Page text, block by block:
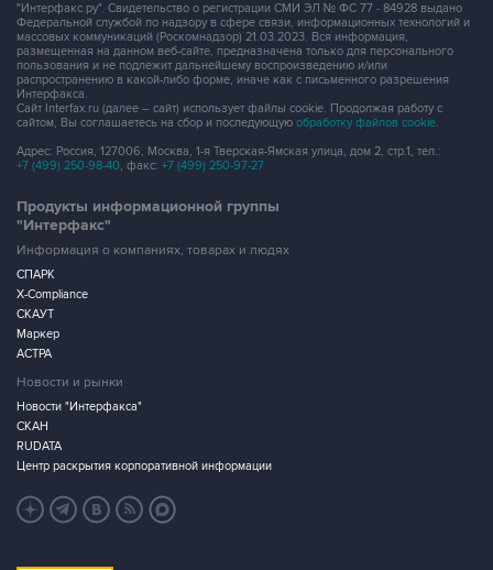
"Интерфакс.ру". Свидетельство о регистрации СМИ ЭЛ № ФС 77 - 84928 выдано
Федеральной службой по надзору в сфере связи, информационных технологий и
массовых коммуникаций (Роскомнадзор) 21.03.2023. Вся информация,
размещенная на данном веб-сайте, предназначена только для персонального
пользования и не подлежит дальнейшему воспроизведению и/или
распространению в какой-либо форме, иначе как с письменного разрешения
Интерфакса.
Сайт Interfax.ru (далее – сайт) использует файлы cookie. Продолжая работу с
сайтом, Вы соглашаетесь на сбор и последующую обработку файлов cookie.
Адрес: Россия, 127006, Москва, 1-я Тверская-Ямская улица, дом 2, стр.1, тел.:
+7 (499) 250-98-40, факс: +7 (499) 250-97-27
Продукты информационной группы
"Интерфакс"
Информация о компаниях, товарах и людях
СПАРК
X-Compliance
СКАУТ
Маркер
АСТРА
Новости и рынки
Новости "Интерфакса"
СКАН
RUDATA
Центр раскрытия корпоративной информации